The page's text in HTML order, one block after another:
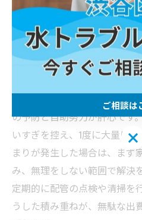
す。すぐに業者を呼ばず、
し、状況を見極めてから判断
つながります。
トイレ詰まり 高い費用を
トイレ詰まりで高額な修理費
の予防と自助努力が肝心です
いすぎを控え、1度に大量に
まりが発生した場合は、まず
み、無理をしない範囲で解決
定期的に配管の点検や清掃を
うした積み重ねが、無駄な出
ご相談は
ご相談は